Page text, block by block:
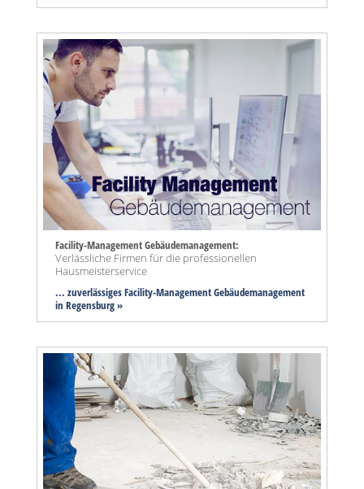
Facility-Management Gebäudemanagement:
Verlässliche Firmen für die professionellen
Hausmeisterservice
... zuverlässiges Facility-Management Gebäudemanagement
in Regensburg »